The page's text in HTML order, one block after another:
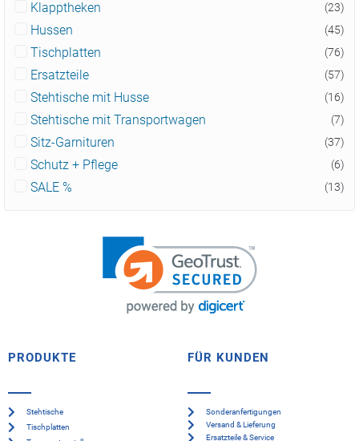
Klapptheken (23)
Hussen (45)
Tischplatten (76)
Ersatzteile (57)
Stehtische mit Husse (16)
Stehtische mit Transportwagen (7)
Sitz-Garnituren (37)
Schutz + Pflege (6)
SALE % (13)
PRODUKTE
Stehtische
Tischplatten
FÜR KUNDEN
Sonderanfertigungen
Versand & Lieferung
Ersatzteile & Service